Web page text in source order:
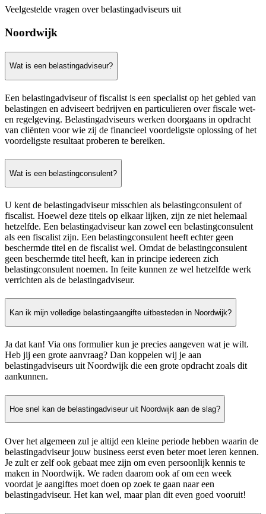
Veelgestelde vragen over belastingadviseurs uit
Noordwijk
Wat is een belastingadviseur?
Een belastingadviseur of fiscalist is een specialist op het gebied van
belastingen en adviseert bedrijven en particulieren over fiscale wet-
en regelgeving. Belastingadviseurs werken doorgaans in opdracht
van cliënten voor wie zij de financieel voordeligste oplossing of het
voordeligste resultaat proberen te bereiken.
Wat is een belastingconsulent?
U kent de belastingadviseur misschien als belastingconsulent of
fiscalist. Hoewel deze titels op elkaar lijken, zijn ze niet helemaal
hetzelfde. Een belastingadviseur kan zowel een belastingconsulent
als een fiscalist zijn. Een belastingconsulent heeft echter geen
beschermde titel en de fiscalist wel. Omdat de belastingconsulent
geen beschermde titel heeft, kan in principe iedereen zich
belastingconsulent noemen. In feite kunnen ze wel hetzelfde werk
verrichten als de belastingadviseur.
Kan ik mijn volledige belastingaangifte uitbesteden in Noordwijk?
Ja dat kan! Via ons formulier kun je precies aangeven wat je wilt.
Heb jij een grote aanvraag? Dan koppelen wij je aan
belastingadviseurs uit Noordwijk die een grote opdracht zoals dit
aankunnen.
Hoe snel kan de belastingadviseur uit Noordwijk aan de slag?
Over het algemeen zul je altijd een kleine periode hebben waarin de
belastingadviseur jouw business eerst even beter moet leren kennen.
Je zult er zelf ook gebaat mee zijn om even persoonlijk kennis te
maken in Noordwijk. We raden daarom ook af om een week
voordat je aangiftes moet doen op zoek te gaan naar een
belastingadviseur. Het kan wel, maar plan dit even goed vooruit!